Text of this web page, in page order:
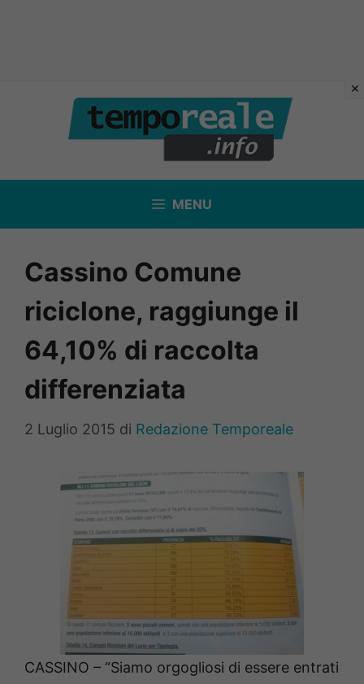
contenuto
MENU
Cassino Comune
riciclone, raggiunge il
64,10% di raccolta
differenziata
2 Luglio 2015 di Redazione Temporeale
CASSINO – “Siamo orgogliosi di essere entrati